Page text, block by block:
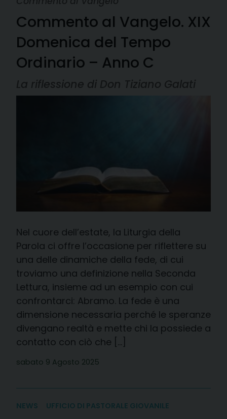
Commento al Vangelo. XIX
Domenica del Tempo
Ordinario – Anno C
La riflessione di Don Tiziano Galati
Nel cuore dell’estate, la Liturgia della
Parola ci offre l’occasione per riflettere su
una delle dinamiche della fede, di cui
troviamo una definizione nella Seconda
Lettura, insieme ad un esempio con cui
confrontarci: Abramo. La fede è una
dimensione necessaria perché le speranze
divengano realtà e mette chi la possiede a
contatto con ciò che […]
sabato 9 Agosto 2025
NEWS UFFICIO DI PASTORALE GIOVANILE